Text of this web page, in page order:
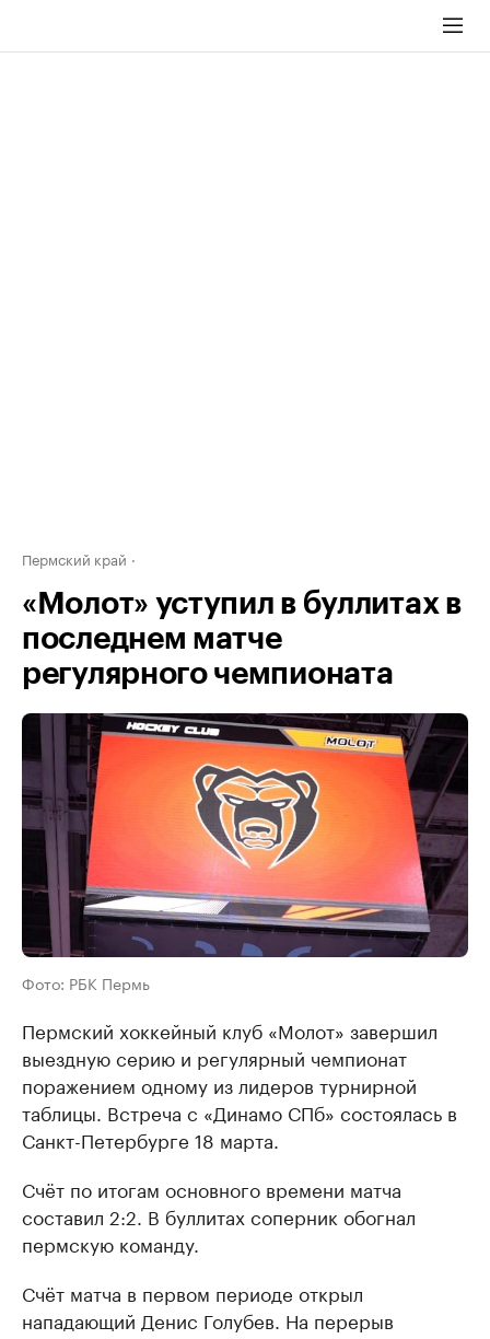
Пермский край
«Молот» уступил в буллитах в
последнем матче
регулярного чемпионата
Фото: РБК Пермь
Пермский хоккейный клуб «Молот» завершил
выездную серию и регулярный чемпионат
поражением одному из лидеров турнирной
таблицы. Встреча с «Динамо СПб» состоялась в
Санкт-Петербурге 18 марта.
Счёт по итогам основного времени матча
составил 2:2. В буллитах соперник обогнал
пермскую команду.
Счёт матча в первом периоде открыл
нападающий Денис Голубев. На перерыв